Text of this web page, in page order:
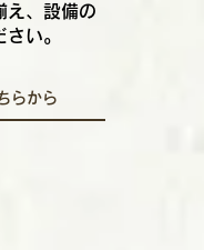
え、設備の
い。
らから